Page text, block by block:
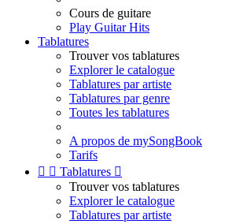
Cours de guitare
Play Guitar Hits
Tablatures
Trouver vos tablatures
Explorer le catalogue
Tablatures par artiste
Tablatures par genre
Toutes les tablatures
A propos de mySongBook
Tarifs
  Tablatures 
Trouver vos tablatures
Explorer le catalogue
Tablatures par artiste